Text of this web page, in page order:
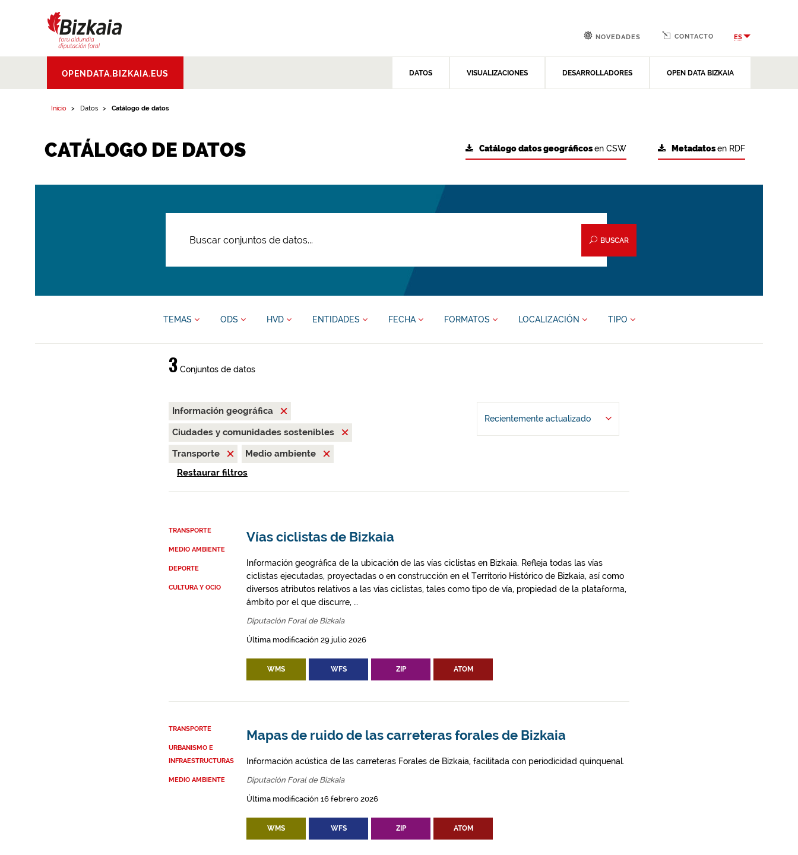
Aldundia.Diputacion
Foral de Bizkaia
OPENDATA.BIZKAIA.EUS DATOS VISUALIZACIONES DESARROLLADORES OPEN DATA BIZKAIA
NOVEDADES CONTACTO ES
Inicio Datos Catálogo de datos
CATÁLOGO DE DATOS Metadatosen RDF
Catálogo datos geográficosen CSW
BUSCAR
TEMAS ODS HVD ENTIDADES FECHA FORMATOS LOCALIZACIÓN TIPO
3Conjuntos de datos
Información geográfica
Ciudades y comunidades sostenibles
Transporte
Medio ambiente
Restaurar filtros
Recientemente actualizado
TRANSPORTE
MEDIO AMBIENTE
DEPORTE
CULTURA Y OCIO
Vías ciclistas de Bizkaia
Información geográfica de la ubicación de las vías ciclistas en Bizkaia. Refleja todas las vías
ciclistas ejecutadas, proyectadas o en construcción en el Territorio Histórico de Bizkaia, así como
diversos atributos relativos a las vías ciclistas, tales como tipo de vía, propiedad de la plataforma,
ámbito por el que discurre, …
Diputación Foral de Bizkaia
Última modificación 29 julio 2026
WMS WFS ZIP ATOM
TRANSPORTE
URBANISMO E
INFRAESTRUCTURAS
MEDIO AMBIENTE
Mapas de ruido de las carreteras forales de Bizkaia
Información acústica de las carreteras Forales de Bizkaia, facilitada con periodicidad quinquenal.
Diputación Foral de Bizkaia
Última modificación 16 febrero 2026
WMS WFS ZIP ATOM